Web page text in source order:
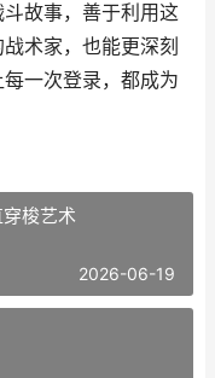
故事，善于利用这
术家，也能更深刻
一次登录，都成为
梭艺术
2026-06-19